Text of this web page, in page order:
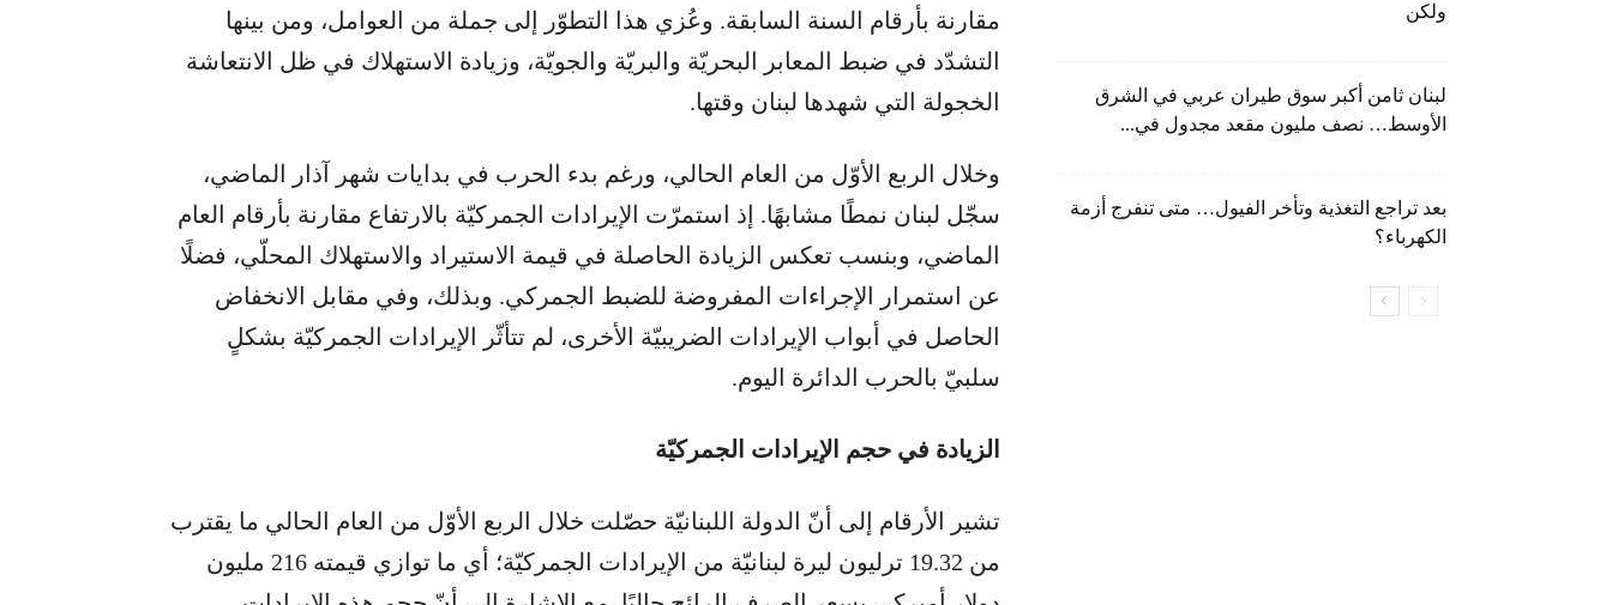
مقارنة بأرقام السنة السابقة. وعُزي هذا التطوّر إلى جملة من العوامل، ومن بينها
التشدّد في ضبط المعابر البحريّة والبريّة والجويّة، وزيادة الاستهلاك في ظل الانتعاشة
الخجولة التي شهدها لبنان وقتها.
وخلال الربع الأوّل من العام الحالي، ورغم بدء الحرب في بدايات شهر آذار الماضي،
سجّل لبنان نمطًا مشابهًا. إذ استمرّت الإيرادات الجمركيّة بالارتفاع مقارنة بأرقام العام
الماضي، وبنسب تعكس الزيادة الحاصلة في قيمة الاستيراد والاستهلاك المحلّي، فضلًا
عن استمرار الإجراءات المفروضة للضبط الجمركي. وبذلك، وفي مقابل الانخفاض
الحاصل في أبواب الإيرادات الضريبيّة الأخرى، لم تتأثّر الإيرادات الجمركيّة بشكلٍ
سلبيّ بالحرب الدائرة اليوم.
الزيادة في حجم الإيرادات الجمركيّة
تشير الأرقام إلى أنّ الدولة اللبنانيّة حصّلت خلال الربع الأوّل من العام الحالي ما يقترب
من 19.32 ترليون ليرة لبنانيّة من الإيرادات الجمركيّة؛ أي ما توازي قيمته 216 مليون
ولكن
لبنان ثامن أكبر سوق طيران عربي في الشرق
الأوسط… نصف مليون مقعد مجدول في...
بعد تراجع التغذية وتأخر الفيول… متى تنفرج أزمة
الكهرباء؟